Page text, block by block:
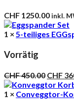
CHF 1250.00inkl.
1 ×5-teiliges
Vorrätig
CHF450.00
Preis
war:
CHF
1 × Conveggtor-